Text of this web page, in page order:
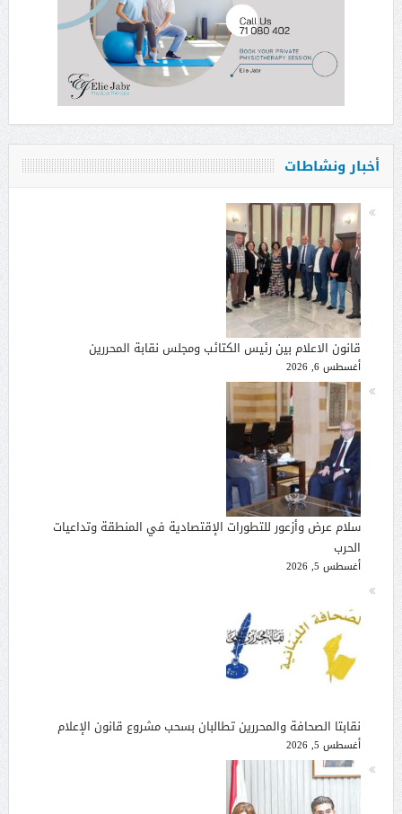
أخبار ونشاطات
قانون الاعلام بين رئيس الكتائب ومجلس نقابة المحررين
أغسطس 6, 2026
سلام عرض وأزعور للتطورات الإقتصادية في المنطقة وتداعيات
الحرب
أغسطس 5, 2026
نقابتا الصحافة والمحررين تطالبان بسحب مشروع قانون الإعلام
أغسطس 5, 2026